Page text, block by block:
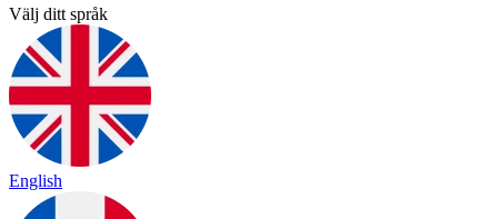
Välj ditt språk
English